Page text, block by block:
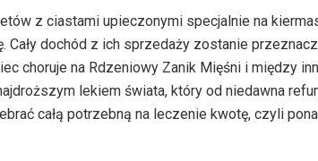
z ciastami upieczonymi specjalnie na
Cały dochód z ich sprzedaży zostanie
choruje na Rdzeniowy Zanik Mięśni i między
lekiem świata, który od niedawna
całą potrzebną na leczenie kwotę, czyli